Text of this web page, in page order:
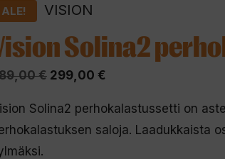
ALE! VISION
Solina2
€ Alkuperäinen
oli:
389,00 €.
299,00 €Nykyinen
on:
299,00 €.
Solina2 perhokalastussetti on
saloja. Laadukkaista